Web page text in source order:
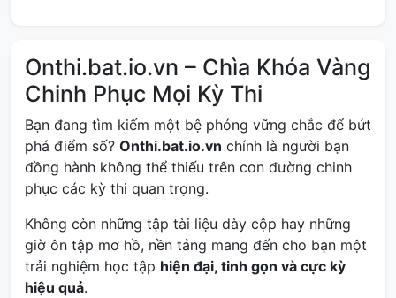
Onthi.bat.io.vn – Chìa Khóa Vàng
Chinh Phục Mọi Kỳ Thi
Bạn đang tìm kiếm một bệ phóng vững chắc để bứt
phá điểm số? Onthi.bat.io.vn chính là người bạn
đồng hành không thể thiếu trên con đường chinh
phục các kỳ thi quan trọng.
Không còn những tập tài liệu dày cộp hay những
giờ ôn tập mơ hồ, nền tảng mang đến cho bạn một
trải nghiệm học tập hiện đại, tinh gọn và cực kỳ
hiệu quả.